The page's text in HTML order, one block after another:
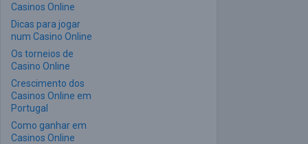
Casinos Online
Dicas para jogar
num Casino Online
Os torneios de
Casino Online
Crescimento dos
Casinos Online em
Portugal
Como ganhar em
Casinos Online